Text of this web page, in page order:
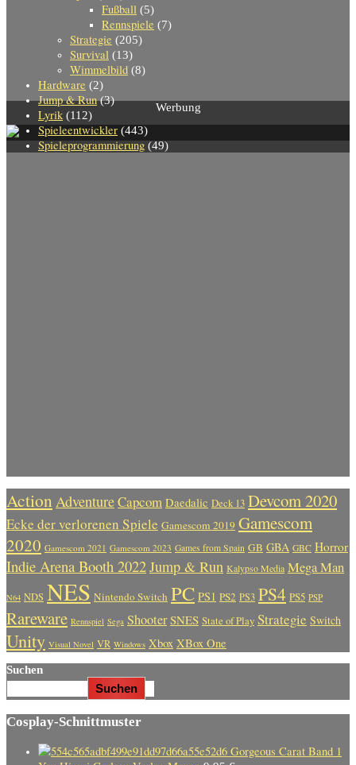
Fußball (5)
Rennspiele (7)
Strategie (205)
Survival (13)
Wimmelbild (8)
Hardware (2)
Jump & Run(3)
Lyrik (112)
Spieleentwickler (443)
Spieleprogrammierung (49)
Werbung
Action AdventureCapcom Daedalic Deck 13 Devcom 2020
Ecke der verlorenen Spiele Gamescom 2019 Gamescom
2020 Gamescom 2021 Gamescom 2023 Games from Spain GB GBA GBC Horror
Indie Arena Booth 2022Jump & Run Kalypso Media Mega Man
N64 NDS NES Nintendo Switch PC PS1 PS2 PS3 PS4 PS5 PSP
Rareware Rennspiel Sega Shooter SNES State of Play Strategie Switch
Unity Visual Novel VR Windows Xbox XBox One
Suchen
Suchen
Cosplay-Schnittmuster
Gorgeous Carat Band 1